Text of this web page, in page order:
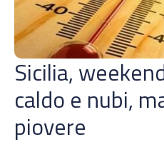
Sicilia,
caldo e nubi,
piovere